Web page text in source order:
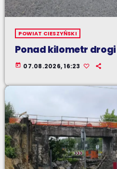
POWIAT CIESZYŃSKI
Ponad kilometr
today 07.08.2026, 16:23